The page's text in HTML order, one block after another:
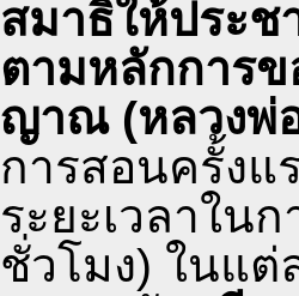
สมาธิให้ประช
ตามหลักการ
ญาณ (หลวงพ่
การสอนครั้งแ
ระยะเวลาใน
ชั่วโมง) ในแต่